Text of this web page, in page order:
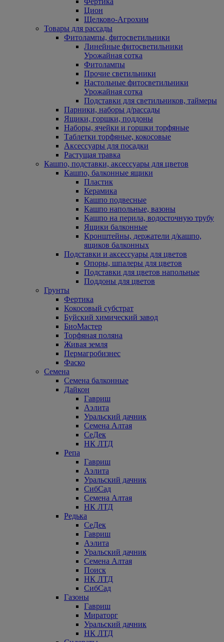
Цион
Щелково-Агрохим
Товары для рассады
Фитолампы, фитосветильники
Линейные фитосветильники
Урожайная сотка
Фитолампы
Прочие светильники
Настольные фитосветильники
Урожайная сотка
Подставки для светильников, таймеры
Парники, наборы д/рассады
Ящики, горшки, поддоны
Наборы, ячейки и горшки торфяные
Таблетки торфяные, кокосовые
Аксессуары для посадки
Растущая травка
Кашпо, подставки, аксессуары для цветов
Кашпо, балконные ящики
Пластик
Керамика
Кашпо подвесные
Кашпо напольные, вазоны
Кашпо на перила, водосточную трубу
Ящики балконные
Кронштейны, держатели д/кашпо,
ящиков балконных
Подставки и аксессуары для цветов
Опоры, шпалеры для цветов
Подставки для цветов напольные
Поддоны для цветов
Грунты
Фертика
Кокосовый субстрат
Буйский химический завод
БиоМастер
Торфяная поляна
Живая земля
Пермагробизнес
Фаско
Семена
Семена балконные
Дайкон
Гавриш
Аэлита
Уральский дачник
Семена Алтая
СеДек
НК ЛТД
Репа
Гавриш
Аэлита
Уральский дачник
СибСад
Семена Алтая
НК ЛТД
Редька
СеДек
Гавриш
Аэлита
Уральский дачник
Семена Алтая
Поиск
НК ЛТД
СибСад
Газоны
Гавриш
Мираторг
Уральский дачник
НК ЛТД